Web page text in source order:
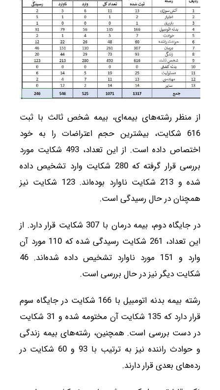
از منظر رشته‌های بیمه‌ای، بیمه شخص ثالث با ثبت
616 شکایت، بیشترین حجم اعتراضات را به خود
اختصاص داده است. از این تعداد، 493 شکایت مورد
بررسی قرار گرفته که 280 شکایت وارد تشخیص داده
شده و 213 شکایت ناوارد بوده‌اند. 123 شکایت نیز
همچنان در حال رسیدگی است.
در جایگاه دوم، بیمه درمان با 307 شکایت قرار دارد. از
این تعداد، 261 شکایت رسیدگی شده که 110 مورد آن
وارد و 151 مورد ناوارد تشخیص داده شده‌اند. 46
شکایت دیگر نیز در حال بررسی است.
رشته بیمه بدنه اتومبیل با 166 شکایت در جایگاه سوم
قرار دارد که 135 شکایت آن مختومه شده و 31 شکایت
در دست بررسی است. همچنین، رشته‌های بیمه زندگی
و حوادث راننده نیز به ترتیب با 93 و 60 شکایت در
رده‌های بعدی قرار دارند.